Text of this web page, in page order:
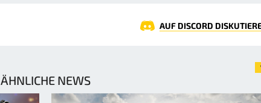
AUF DISCORD
ÄHNLICHE NEWS